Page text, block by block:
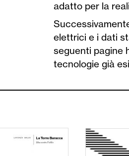
adatto per la
elettrici e i dati
seguenti pagine
tecnologie già